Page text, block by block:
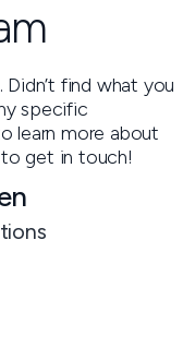
find what you
specific
learn more about
get in touch!